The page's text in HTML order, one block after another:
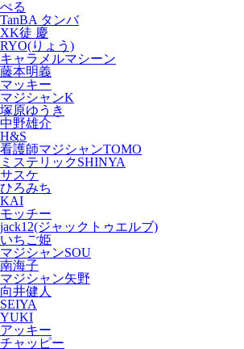
ぺる
TanBA タンバ
XK徒 慶
RYO(りょう)
キャラメルマシーン
藤本明義
マッキー
マジシャンK
塚原ゆうき
中野雄介
H&S
看護師マジシャンTOMO
ミステリックSHINYA
サスケ
ひろみち
KAI
モッチー
jack12(ジャックトゥエルブ)
いちご姫
マジシャンSOU
南海子
マジシャン矢野
向井健人
SEIYA
YUKI
アッキー
チャッピー